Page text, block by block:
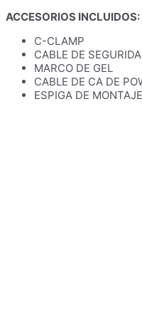
ACCESORIOS INCLUIDOS:
C-CLAMP
CABLE DE
MARCO DE GEL
CABLE DE CA DE
ESPIGA DE